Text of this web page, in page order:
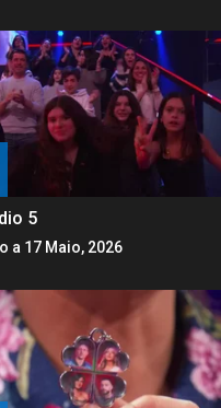
5
a 17 Maio, 2026